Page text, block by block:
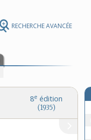
RECHERCHE AVANCÉE
8e édition
(1935)